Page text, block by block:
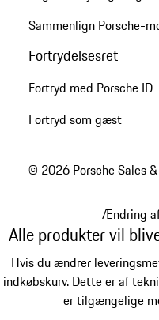
Sammenlign Porsche-
Fortrydelsesret
Fortryd med Porsche ID
Fortryd som gæst
© 2026 Porsche Sales
Ændring
Alle produkter vil
Hvis du ændrer
indkøbskurv. Dette er af
er tilgængelige